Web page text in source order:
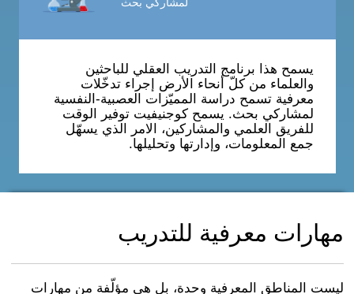
يسمح هذا برنامج التدريب العقلي للباحثين
والعلماء من كلّ أنحاء الأرض إجراء تدخّلات
معرفية تسمح دراسة المميّزات العصبية-النفسية
لمشاركي بحث. يسمح كوجنيفيت توفير الوقت
للفريق العلمي والمشاركين، الامر الذي يسهّل
جمع المعلومات، وإدارتها وتحليلها.
مهارات معرفية للتدريب
ليست المناطق المعرفية وحدة، بل هي مؤلّفة من مهارات